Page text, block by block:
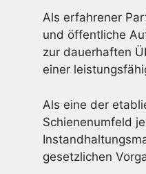
Als erfahrener
und öffentliche
zur dauerhaften
einer
Als eine der
Schienenumfeld
gesetzlichen